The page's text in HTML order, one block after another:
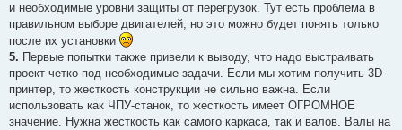
и необходимые уровни защиты от перегрузок. Тут есть проблема в
правильном выборе двигателей, но это можно будет понять только
после их установки
5. Первые попытки также привели к выводу, что надо выстраивать
проект четко под необходимые задачи. Если мы хотим получить 3D-
принтер, то жесткость конструкции не сильно важна. Если
использовать как ЧПУ-станок, то жесткость имеет ОГРОМНОЕ
значение. Нужна жесткость как самого каркаса, так и валов. Валы на